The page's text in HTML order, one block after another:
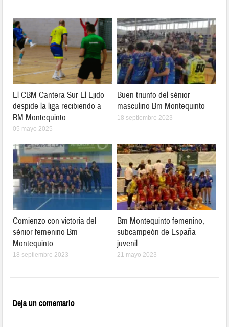
El CBM Cantera Sur El Ejido
despide la liga recibiendo a
BM Montequinto
05 mayo 2025
Buen triunfo del sénior
masculino Bm Montequinto
18 septiembre 2023
Comienzo con victoria del
sénior femenino Bm
Montequinto
18 septiembre 2023
Bm Montequinto femenino,
subcampeón de España
juvenil
21 mayo 2023
Deja un comentario